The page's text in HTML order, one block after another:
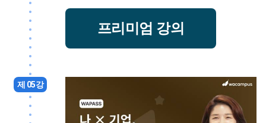
프리미엄 강의
제 05강